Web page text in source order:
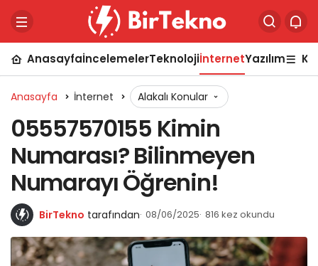
AnasayfaİncelemelerTeknolojiİnternetYazılım
Anasayfa İnternet Alakalı Konular
05557570155 Kimin
Numarası? Bilinmeyen
Numarayı Öğrenin!
BirTekno tarafından 08/06/2025 816 kez okundu